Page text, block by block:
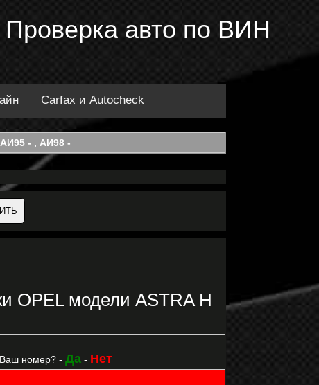
авто по ВИН
Carfax и Autocheck
- , АИ98 -
OPEL модели ASTRA H
номер? - Да- Нет